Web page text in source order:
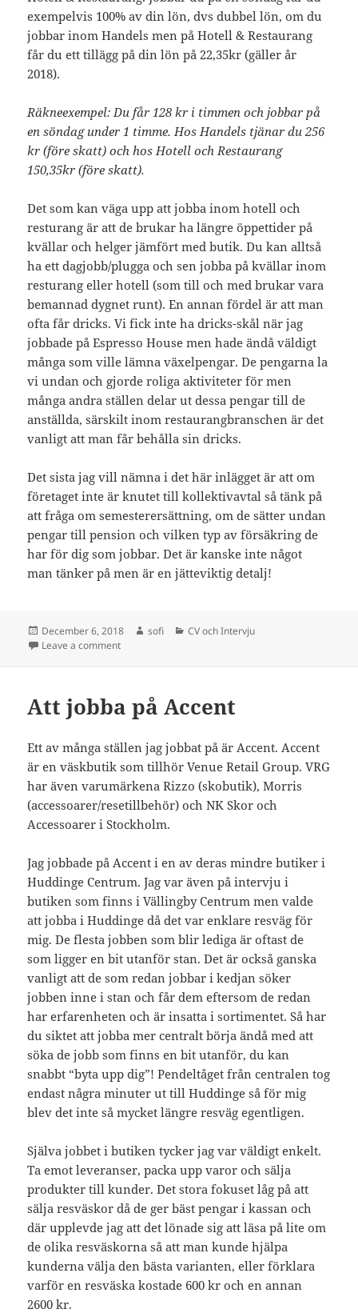
exempelvis 100% av din lön, dvs dubbel lön, om du
jobbar inom Handels men på Hotell & Restaurang
får du ett tillägg på din lön på 22,35kr (gäller år
2018).
Räkneexempel: Du får 128 kr i timmen och jobbar på
en söndag under 1 timme. Hos Handels tjänar du 256
kr (före skatt) och hos Hotell och Restaurang
150,35kr (före skatt).
Det som kan väga upp att jobba inom hotell och
resturang är att de brukar ha längre öppettider på
kvällar och helger jämfört med butik. Du kan alltså
ha ett dagjobb/plugga och sen jobba på kvällar inom
resturang eller hotell (som till och med brukar vara
bemannad dygnet runt). En annan fördel är att man
ofta får dricks. Vi fick inte ha dricks-skål när jag
jobbade på Espresso House men hade ändå väldigt
många som ville lämna växelpengar. De pengarna la
vi undan och gjorde roliga aktiviteter för men
många andra ställen delar ut dessa pengar till de
anställda, särskilt inom restaurangbranschen är det
vanligt att man får behålla sin dricks.
Det sista jag vill nämna i det här inlägget är att om
företaget inte är knutet till kollektivavtal så tänk på
att fråga om semesterersättning, om de sätter undan
pengar till pension och vilken typ av försäkring de
har för dig som jobbar. Det är kanske inte något
man tänker på men är en jätteviktig detalj!
Posted
on
December 6, 2018 Author
sofi Categories
CV och Intervju
Leave a commenton Vad ska jag begära i lön?
Att jobba på Accent
Ett av många ställen jag jobbat på är Accent. Accent
är en väskbutik som tillhör Venue Retail Group. VRG
har även varumärkena Rizzo (skobutik), Morris
(accessoarer/resetillbehör) och NK Skor och
Accessoarer i Stockholm.
Jag jobbade på Accent i en av deras mindre butiker i
Huddinge Centrum. Jag var även på intervju i
butiken som finns i Vällingby Centrum men valde
att jobba i Huddinge då det var enklare resväg för
mig. De flesta jobben som blir lediga är oftast de
som ligger en bit utanför stan. Det är också ganska
vanligt att de som redan jobbar i kedjan söker
jobben inne i stan och får dem eftersom de redan
har erfarenheten och är insatta i sortimentet. Så har
du siktet att jobba mer centralt börja ändå med att
söka de jobb som finns en bit utanför, du kan
snabbt “byta upp dig”! Pendeltåget från centralen tog
endast några minuter ut till Huddinge så för mig
blev det inte så mycket längre resväg egentligen.
Själva jobbet i butiken tycker jag var väldigt enkelt.
Ta emot leveranser, packa upp varor och sälja
produkter till kunder. Det stora fokuset låg på att
sälja resväskor då de ger bäst pengar i kassan och
där upplevde jag att det lönade sig att läsa på lite om
de olika resväskorna så att man kunde hjälpa
kunderna välja den bästa varianten, eller förklara
varför en resväska kostade 600 kr och en annan
2600 kr.